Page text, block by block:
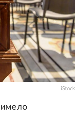
iStock